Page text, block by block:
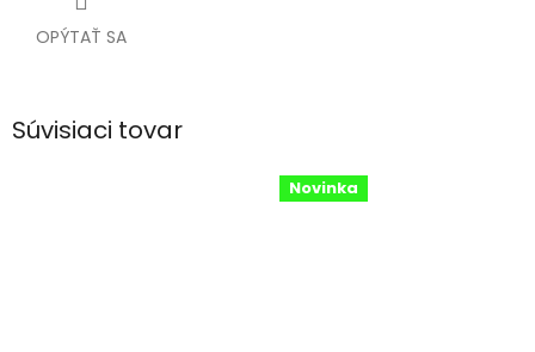
OPÝTAŤ SA
Súvisiaci tovar
Novinka